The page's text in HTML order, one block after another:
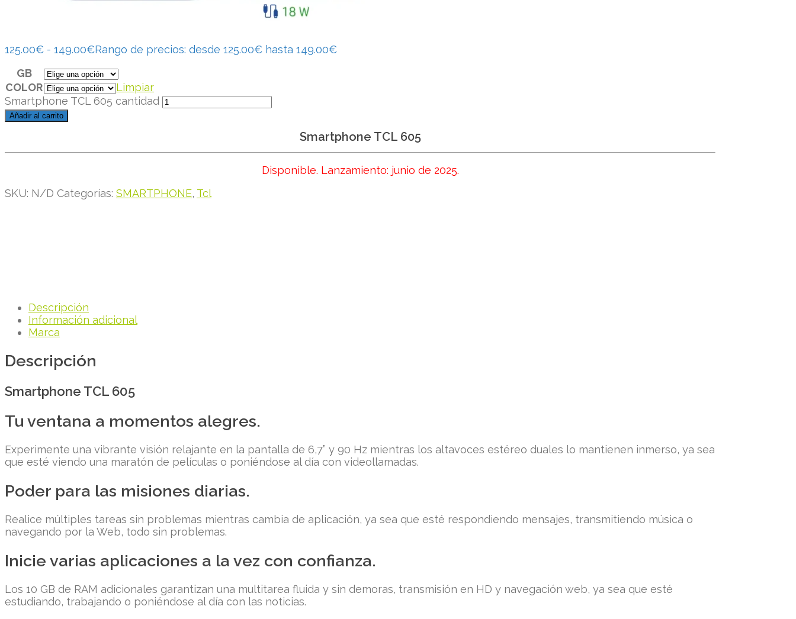
125.00€ - 149.00€Rango de precios: desde 125.00€ hasta 149.00€
GB
COLOR
Limpiar
Smartphone TCL 605 cantidad
Añadir al carrito
Smartphone TCL 605
Disponible. Lanzamiento: junio de 2025.
SKU: N/D Categorías: SMARTPHONE, Tcl
Descripción
Información adicional
Marca
Descripción
Smartphone TCL 605
Tu ventana a momentos alegres.
Experimente una vibrante visión relajante en la pantalla de 6,7” y 90 Hz mientras los altavoces estéreo duales lo mantienen inmerso, ya sea
que esté viendo una maratón de películas o poniéndose al día con videollamadas.
Poder para las misiones diarias.
Realice múltiples tareas sin problemas mientras cambia de aplicación, ya sea que esté respondiendo mensajes, transmitiendo música o
navegando por la Web, todo sin problemas.
Inicie varias aplicaciones a la vez con confianza.
Los 10 GB de RAM adicionales garantizan una multitarea fluida y sin demoras, transmisión en HD y navegación web, ya sea que esté
estudiando, trabajando o poniéndose al día con las noticias.